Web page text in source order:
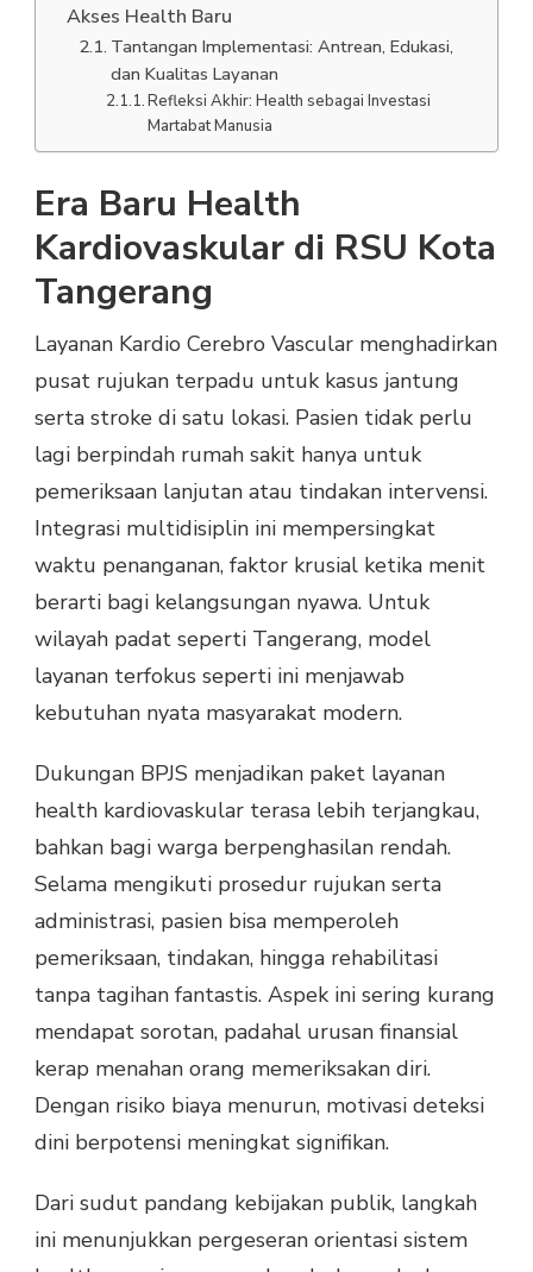
Akses Health Baru
Tantangan Implementasi: Antrean, Edukasi,
dan Kualitas Layanan
Refleksi Akhir: Health sebagai Investasi
Martabat Manusia
Era Baru Health
Kardiovaskular di RSU Kota
Tangerang
Layanan Kardio Cerebro Vascular menghadirkan
pusat rujukan terpadu untuk kasus jantung
serta stroke di satu lokasi. Pasien tidak perlu
lagi berpindah rumah sakit hanya untuk
pemeriksaan lanjutan atau tindakan intervensi.
Integrasi multidisiplin ini mempersingkat
waktu penanganan, faktor krusial ketika menit
berarti bagi kelangsungan nyawa. Untuk
wilayah padat seperti Tangerang, model
layanan terfokus seperti ini menjawab
kebutuhan nyata masyarakat modern.
Dukungan BPJS menjadikan paket layanan
health kardiovaskular terasa lebih terjangkau,
bahkan bagi warga berpenghasilan rendah.
Selama mengikuti prosedur rujukan serta
administrasi, pasien bisa memperoleh
pemeriksaan, tindakan, hingga rehabilitasi
tanpa tagihan fantastis. Aspek ini sering kurang
mendapat sorotan, padahal urusan finansial
kerap menahan orang memeriksakan diri.
Dengan risiko biaya menurun, motivasi deteksi
dini berpotensi meningkat signifikan.
Dari sudut pandang kebijakan publik, langkah
ini menunjukkan pergeseran orientasi sistem